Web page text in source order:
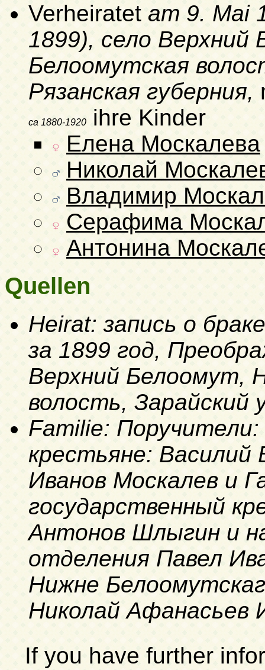
Verheiratet am 9. Mai
1899), село
Белоомутская
Рязанская губерния,
ca 1880-1920
ihre Kinder
Елена Москалева
Николай
Владимир
Серафима
Антонина
Quellen
Heirat: запись о
за 1899 год,
Верхний Белоомут,
волость, Зарайский
Familie:
крестьяне: Василий
Иванов Москалев и
государственный
Антонов Шлыгин и
отделения Павел
Нижне
Николай Афанасьев
If you have further